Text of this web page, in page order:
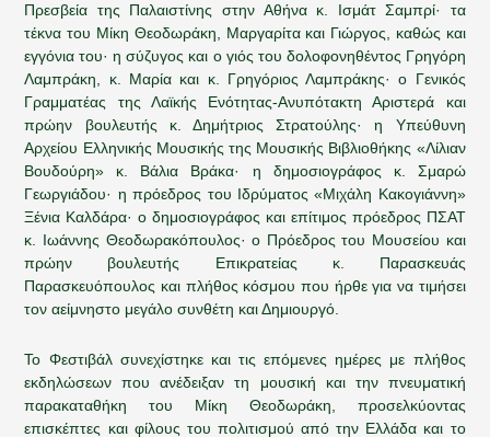
Πρεσβεία της Παλαιστίνης στην Αθήνα κ. Ισμάτ Σαμπρί· τα
τέκνα του Μίκη Θεοδωράκη, Μαργαρίτα και Γιώργος, καθώς και
εγγόνια του· η σύζυγος και ο γιός του δολοφονηθέντος Γρηγόρη
Λαμπράκη, κ. Μαρία και κ. Γρηγόριος Λαμπράκης· ο Γενικός
Γραμματέας της Λαϊκής Ενότητας-Ανυπότακτη Αριστερά και
πρώην βουλευτής κ. Δημήτριος Στρατούλης· η Υπεύθυνη
Αρχείου Ελληνικής Μουσικής της Μουσικής Βιβλιοθήκης «Λίλιαν
Βουδούρη» κ. Βάλια Βράκα· η δημοσιογράφος κ. Σμαρώ
Γεωργιάδου· η πρόεδρος του Ιδρύματος «Μιχάλη Κακογιάννη»
Ξένια Καλδάρα· ο δημοσιογράφος και επίτιμος πρόεδρος ΠΣΑΤ
κ. Ιωάννης Θεοδωρακόπουλος· ο Πρόεδρος του Μουσείου και
πρώην βουλευτής Επικρατείας κ. Παρασκευάς
Παρασκευόπουλος και πλήθος κόσμου που ήρθε για να τιμήσει
τον αείμνηστο μεγάλο συνθέτη και Δημιουργό.
Το Φεστιβάλ συνεχίστηκε και τις επόμενες ημέρες με πλήθος
εκδηλώσεων που ανέδειξαν τη μουσική και την πνευματική
παρακαταθήκη του Μίκη Θεοδωράκη, προσελκύοντας
επισκέπτες και φίλους του πολιτισμού από την Ελλάδα και το